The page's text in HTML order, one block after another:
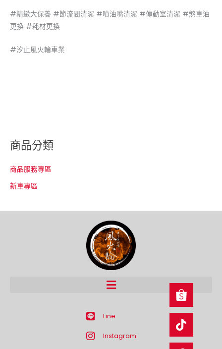
商品分類
商品服務專區
新車專區
#精緻大保養 #節流閥清潔 #噴油嘴清潔 #傳動室清潔 #煞車油
更換 #耗材更換
#汐止風火輪車業
Line
Instagram